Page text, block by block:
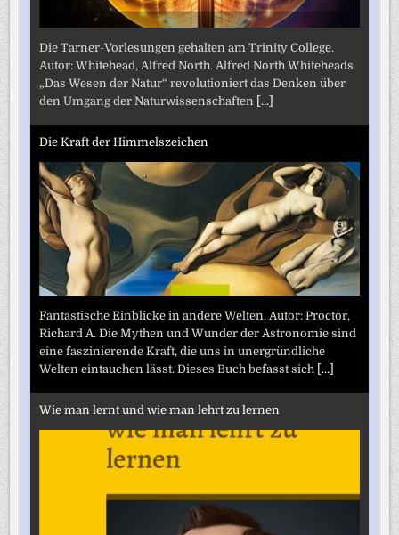
Die Tarner-Vorlesungen gehalten am Trinity College.
Autor: Whitehead, Alfred North. Alfred North Whiteheads
„Das Wesen der Natur“ revolutioniert das Denken über
den Umgang der Naturwissenschaften
[...]
Die Kraft der Himmelszeichen
Fantastische Einblicke in andere Welten. Autor: Proctor,
Richard A. Die Mythen und Wunder der Astronomie sind
eine faszinierende Kraft, die uns in unergründliche
Welten eintauchen lässt. Dieses Buch befasst sich
[...]
Wie man lernt und wie man lehrt zu lernen